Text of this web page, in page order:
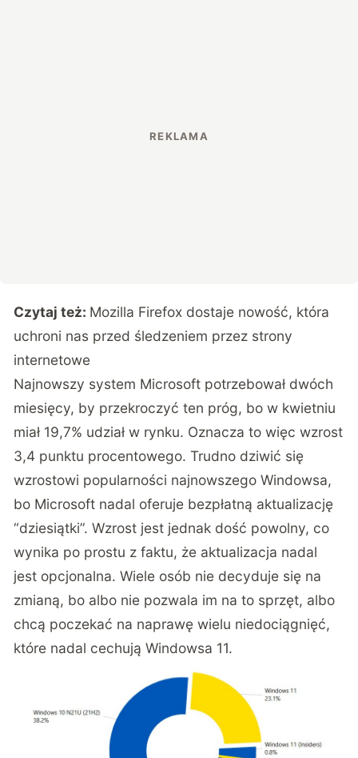
Czytaj też: Mozilla Firefox dostaje nowość, która
uchroni nas przed śledzeniem przez strony
internetowe
Najnowszy system Microsoft potrzebował dwóch
miesięcy, by przekroczyć ten próg, bo w kwietniu
miał 19,7% udział w rynku. Oznacza to więc wzrost
3,4 punktu procentowego. Trudno dziwić się
wzrostowi popularności najnowszego Windowsa,
bo Microsoft nadal oferuje bezpłatną aktualizację
“dziesiątki”. Wzrost jest jednak dość powolny, co
wynika po prostu z faktu, że aktualizacja nadal
jest opcjonalna. Wiele osób nie decyduje się na
zmianą, bo albo nie pozwala im na to sprzęt, albo
chcą poczekać na naprawę wielu niedociągnięć,
które nadal cechują Windowsa 11.